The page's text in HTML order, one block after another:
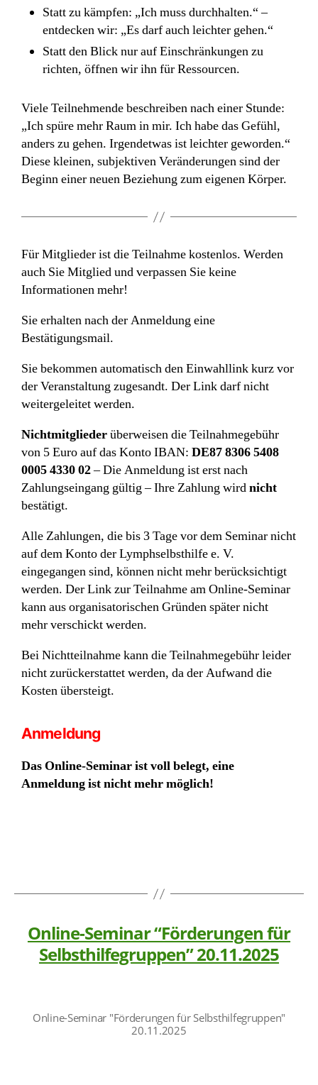
Statt zu kämpfen: „Ich muss durchhalten.“ –
entdecken wir: „Es darf auch leichter gehen.“
Statt den Blick nur auf Einschränkungen zu
richten, öffnen wir ihn für Ressourcen.
Viele Teilnehmende beschreiben nach einer Stunde:
„Ich spüre mehr Raum in mir. Ich habe das Gefühl,
anders zu gehen. Irgendetwas ist leichter geworden.“
Diese kleinen, subjektiven Veränderungen sind der
Beginn einer neuen Beziehung zum eigenen Körper.
Für Mitglieder ist die Teilnahme kostenlos. Werden
auch Sie Mitglied und verpassen Sie keine
Informationen mehr!
Sie erhalten nach der Anmeldung eine
Bestätigungsmail.
Sie bekommen automatisch den Einwahllink kurz vor
der Veranstaltung zugesandt. Der Link darf nicht
weitergeleitet werden.
Nichtmitgliederüberweisen die Teilnahmegebühr
von 5 Euro auf das Konto IBAN: DE87 8306 5408
0005 4330 02– Die Anmeldung ist erst nach
Zahlungseingang gültig – Ihre Zahlung wirdnicht
bestätigt.
Alle Zahlungen, die bis 3 Tage vor dem Seminar nicht
auf dem Konto der Lymphselbsthilfe e. V.
eingegangen sind, können nicht mehr berücksichtigt
werden. Der Link zur Teilnahme am Online-Seminar
kann aus organisatorischen Gründen später nicht
mehr verschickt werden.
Bei Nichtteilnahme kann die Teilnahmegebühr leider
nicht zurückerstattet werden, da der Aufwand die
Kosten übersteigt.
Anmeldung
Das Online-Seminar ist voll belegt, eine
Anmeldung ist nicht mehr möglich!
Online-Seminar “Förderungen für
Selbsthilfegruppen” 20.11.2025
Online-Seminar "Förderungen für Selbsthilfegruppen"
20.11.2025